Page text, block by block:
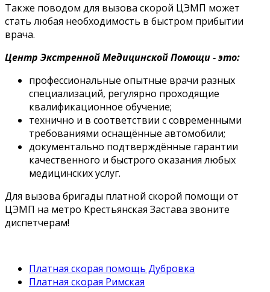
Также поводом для вызова скорой ЦЭМП может
стать любая необходимость в быстром прибытии
врача.
Центр Экстренной Медицинской Помощи - это:
профессиональные опытные врачи разных
специализаций, регулярно проходящие
квалификационное обучение;
технично и в соответствии с современными
требованиями оснащённые автомобили;
документально подтверждённые гарантии
качественного и быстрого оказания любых
медицинских услуг.
Для вызова бригады платной скорой помощи от
ЦЭМП на метро Крестьянская Застава звоните
диспетчерам!
Платная скорая помощь Дубровка
Платная скорая Римская